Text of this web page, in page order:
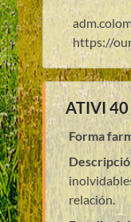
https://
ATIVI 40
Forma
relación.